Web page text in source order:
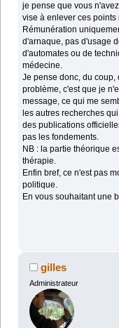
je pense que vous
vise à enlever ces points
Rémunération
d'arnaque, pas d'usage
d'automates ou de
médecine.
Je pense donc, du
problème, c'est que je
message, ce qui me
les autres recherches
des publications
pas les fondements.
NB : la partie théorique
thérapie.
Enfin bref, ce n'est pas
politique.
En vous souhaitant une
gilles
Administrateur